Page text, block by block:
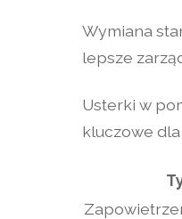
Wymiana
lepsze
Usterki w
kluczowe